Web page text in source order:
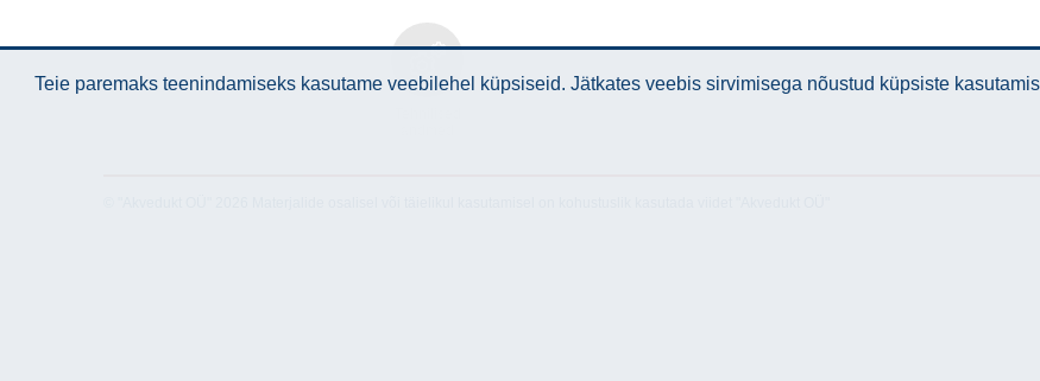
Teie paremaks teenindamiseks kasutame veebilehel küpsiseid. Jätkates veebis sirvimisega nõustud küpsiste